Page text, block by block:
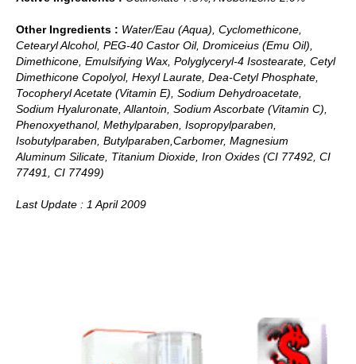
Other Ingredients : Water/Eau (Aqua), Cyclomethicone,
Cetearyl Alcohol, PEG-40 Castor Oil, Dromiceius (Emu Oil),
Dimethicone, Emulsifying Wax, Polyglyceryl-4 Isostearate, Cetyl
Dimethicone Copolyol, Hexyl Laurate, Dea-Cetyl Phosphate,
Tocopheryl Acetate (Vitamin E), Sodium Dehydroacetate,
Sodium Hyaluronate, Allantoin, Sodium Ascorbate (Vitamin C),
Phenoxyethanol, Methylparaben, Isopropylparaben,
Isobutylparaben, Butylparaben,Carbomer, Magnesium
Aluminum Silicate, Titanium Dioxide, Iron Oxides (CI 77492, CI
77491, CI 77499)
Last Update : 1 April 2009